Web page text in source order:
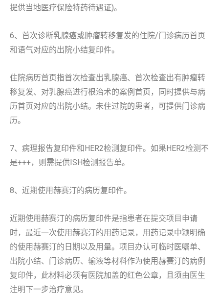
提供当地医疗保险特药待遇证)。
6、首次诊断乳腺癌或肿瘤转移复发的住院/门诊病历首页
和语气对应的出院小结复印件。
住院病历首页指首次检查出乳腺癌、首次检查出有肿瘤转
移复发、对乳腺癌进行根治术的案例首页，同时提供与病
历首页对应的出院小结。未住过院的患者，可提供门诊病
历。
7、病理报告复印件和HER2检测复印件。如果HER2检测不
是+++，则需提供ISH检测报告单。
8、近期使用赫赛汀的病历复印件。
近期使用赫赛汀的病历复印件是指患者在提交项目申请
时，最近一次使用赫赛汀的用药记录，用药记录中颖明确
的使用赫赛汀的日期以及用量。项目办认可临时医嘱单、
出院小结、门诊病历、输液等材料作为使用赫赛汀的病例
复印件，此材料必须有医院加盖的红色公章，且须由医生
注明下一步治疗意见。